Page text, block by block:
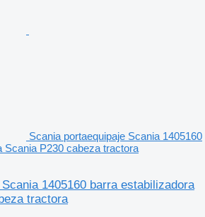
Scania portaequipaje Scania 1405160
Scania P230 cabeza tractora
1405160 barra estabilizadora
tractora